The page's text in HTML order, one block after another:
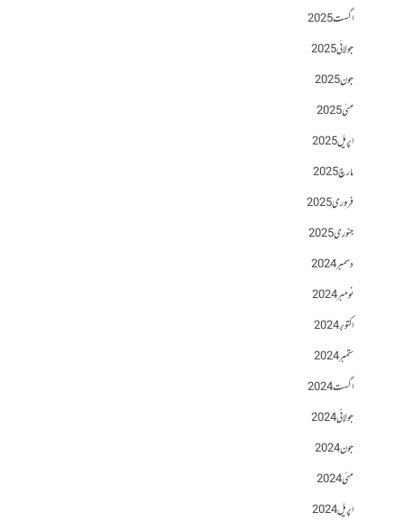
اگست 2025
جولائی 2025
جون 2025
مئی 2025
اپریل 2025
مارچ 2025
فروری 2025
جنوری 2025
دسمبر 2024
نومبر 2024
اکتوبر 2024
ستمبر 2024
اگست 2024
جولائی 2024
جون 2024
مئی 2024
اپریل 2024